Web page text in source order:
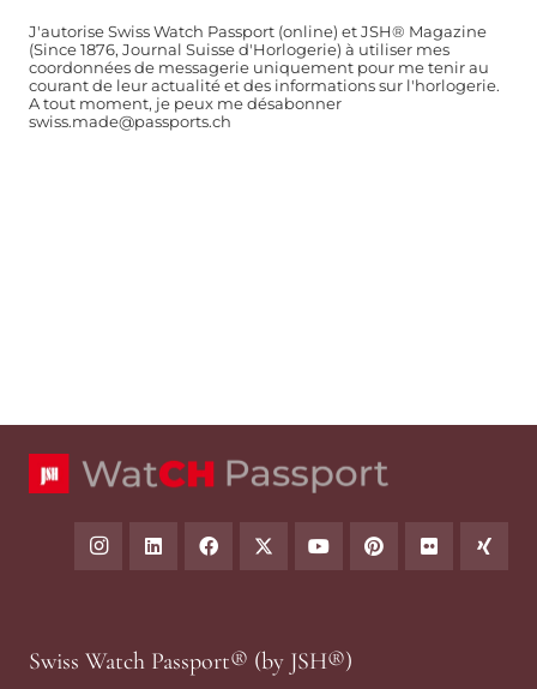
J'autorise Swiss Watch Passport (online) et JSH® Magazine
(Since 1876, Journal Suisse d'Horlogerie) à utiliser mes
coordonnées de messagerie uniquement pour me tenir au
courant de leur actualité et des informations sur l'horlogerie.
A tout moment, je peux me désabonner
swiss.made@passports.ch
Swiss Watch Passport® (by JSH®)